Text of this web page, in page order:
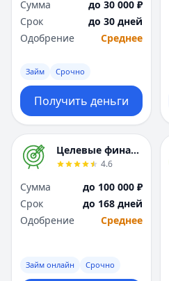
Сумма
до 30 000 ₽
Срок
до 30 дней
Одобрение
Среднее
Займ Срочно
Получить деньги
Целевые финансы
4.6
Сумма
до 100 000 ₽
Срок
до 168 дней
Одобрение
Среднее
Займ онлайн Срочно